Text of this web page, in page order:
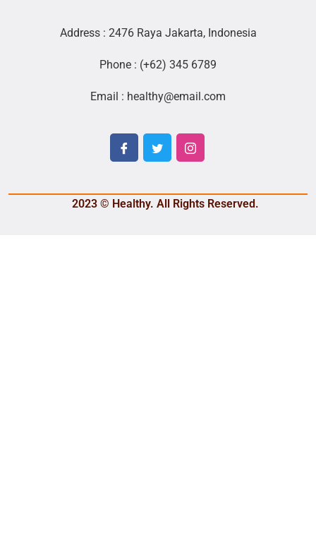
Address : 2476 Raya Jakarta, Indonesia
Phone : (+62) 345 6789
Email : healthy@email.com
2023 © Healthy. All Rights Reserved.